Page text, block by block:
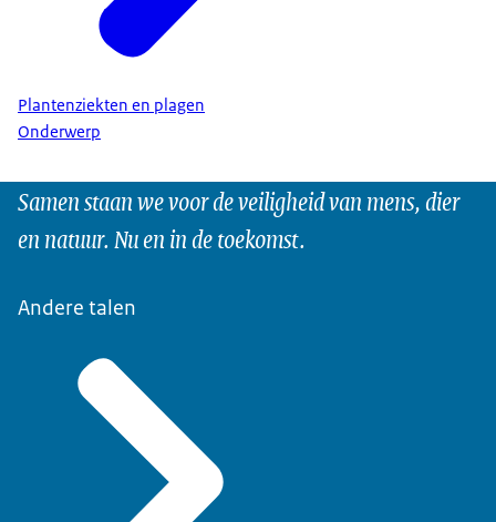
Plantenziekten en plagen
Onderwerp
Samen staan we voor de veiligheid van mens, dier
en natuur. Nu en in de toekomst.
Andere talen